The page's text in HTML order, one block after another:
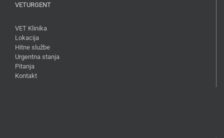
VETURGENT
VET Klinika
Lokacija
Hitne službe
Urgentna stanja
Pitanja
Kontakt